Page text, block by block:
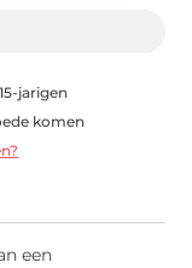
jarigen
komen
een